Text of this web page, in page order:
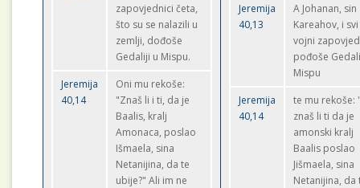
zapovjednici četa,
što su se nalazili u
zemlji, dođoše
Gedaliji u Mispu.
Jeremija
40,14
Oni mu rekoše:
"Znaš li i ti, da je
Baalis, kralj
Amonaca, poslao
Išmaela, sina
Netanijina, da te
ubije?" Ali im ne
Jeremija
40,13
A Johanan, sin
Kareahov, i svi
vojni
pođoše
Mispu
Jeremija
40,14
te mu rekoše:
znaš li ti da je
amonski kralj
Baalis poslao
Jišmaela, sina
Netanijina, da